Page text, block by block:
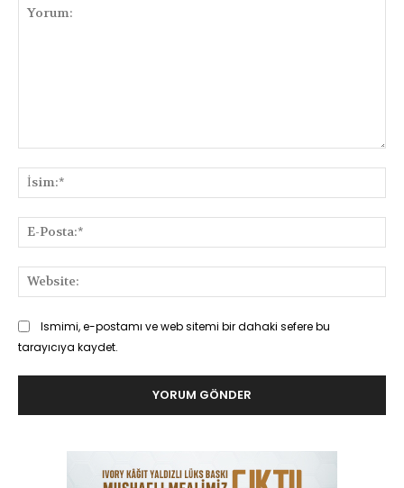
Ismimi, e-postamı ve web sitemi bir dahaki sefere bu
tarayıcıya kaydet.